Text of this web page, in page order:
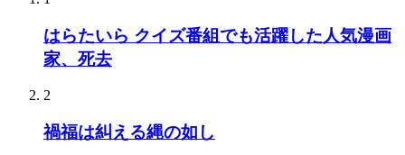
はらたいら クイズ番組でも活躍した人気漫画
家、死去
2
禍福は糾える縄の如し